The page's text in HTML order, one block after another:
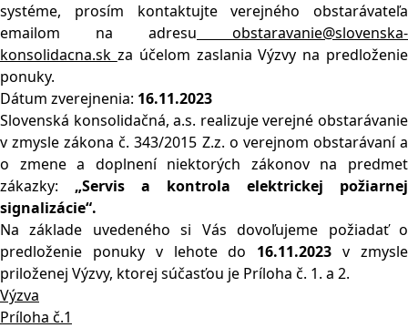
systéme, prosím kontaktujte verejného obstarávateľa
emailom na adresu obstaravanie@slovenska-
konsolidacna.sk za účelom zaslania Výzvy na predloženie
ponuky.
Dátum zverejnenia: 16.11.2023
Slovenská konsolidačná, a.s. realizuje verejné obstarávanie
v zmysle zákona č. 343/2015 Z.z. o verejnom obstarávaní a
o zmene a doplnení niektorých zákonov na predmet
zákazky: „Servis a kontrola elektrickej požiarnej
signalizácie“.
Na základe uvedeného si Vás dovoľujeme požiadať o
predloženie ponuky v lehote do 16.11.2023v zmysle
priloženej Výzvy, ktorej súčasťou je Príloha č. 1. a 2.
Výzva
Príloha č.1